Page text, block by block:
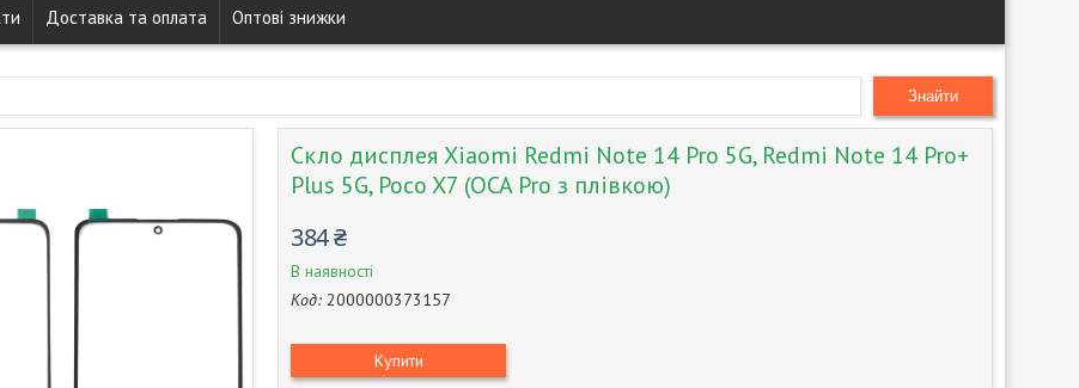
Доставка та оплата Оптові знижки
Знайти
Скло дисплея Xiaomi Redmi Note 14 Pro 5G, Redmi Note 14 Pro+
Plus 5G, Poco X7 (OCA Pro з плівкою)
384 ₴
В наявності
Код: 2000000373157
Купити